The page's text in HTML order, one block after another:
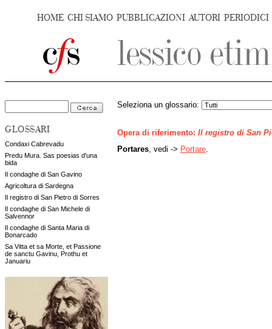
HOME CHI SIAMO PUBBLICAZIONI AUTORI PERIODICI
GLOSSARI
Condaxi Cabrevadu
Predu Mura. Sas poesias d'una
bida
Il condaghe di San Gavino
Agricoltura di Sardegna
Il registro di San Pietro di Sorres
Il condaghe di San Michele di
Salvennor
Il condaghe di Santa Maria di
Bonarcado
Sa Vitta et sa Morte, et Passione
de sanctu Gavinu, Prothu et
Januariu
Seleziona un glossario:
Opera di riferimento: Il registro di San
Portares , vedi -> Portare